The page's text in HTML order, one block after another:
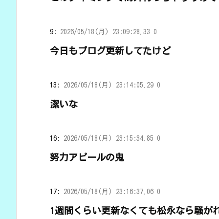
9: 2026/05/18(月) 23:09:28.33 0
今日もブログ更新してたけど
13: 2026/05/18(月) 23:14:05.29 0
潔いな
16: 2026/05/18(月) 23:15:34.85 0
努力アピールの鬼
17: 2026/05/18(月) 23:16:37.06 0
1週間くらい更新なくても松永なら騒が